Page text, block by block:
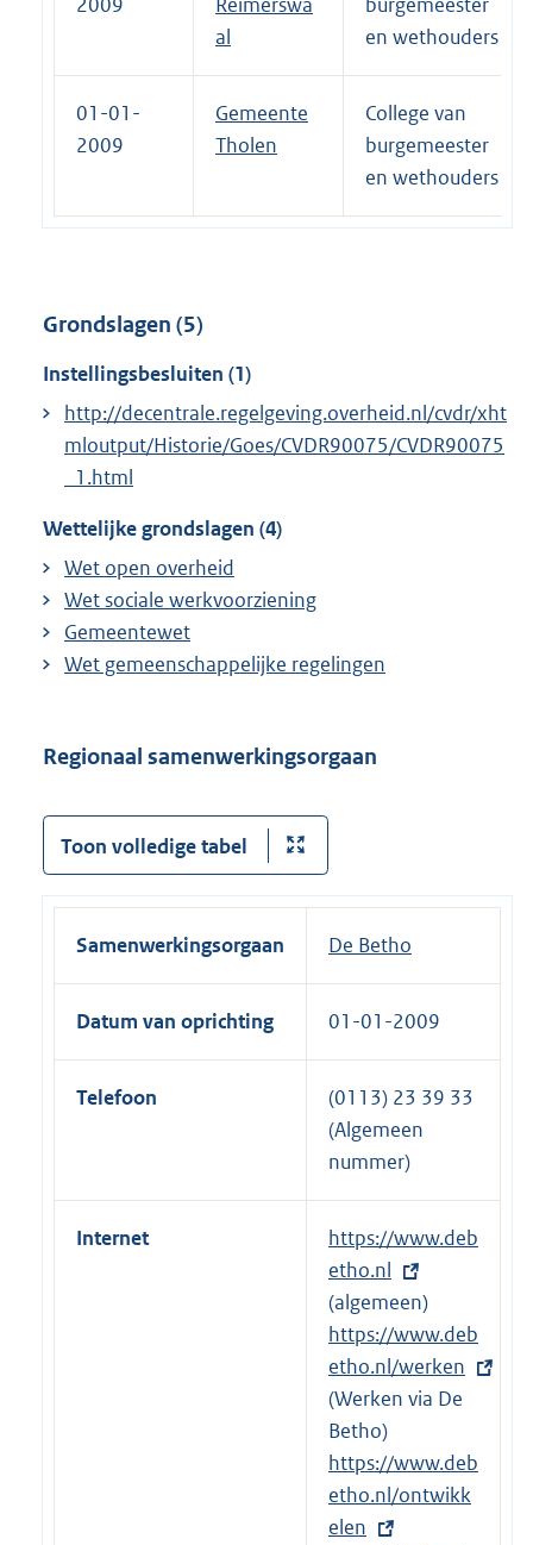
al
en wethouders
01-01-
2009
Gemeente
Tholen
College van
burgemeester
en wethouders
Grondslagen (5)
Instellingsbesluiten (1)
http://decentrale.regelgeving.overheid.nl/cvdr/xht
mloutput/Historie/Goes/CVDR90075/CVDR90075
_1.html
Wettelijke grondslagen (4)
Wet open overheid
Wet sociale werkvoorziening
Gemeentewet
Wet gemeenschappelijke regelingen
Regionaal samenwerkingsorgaan
Toon volledige tabel
Samenwerkingsorgaan De Betho
Datum van oprichting 01-01-2009
Telefoon
(0113) 23 39 33
(Algemeen
nummer)
Internet
E
x
t
e
r
n
e
l
i
n
https://www.deb
etho.nl
(algemeen)
E
x
t
e
r
n
e
https://www.deb
etho.nl/werken
(Werken via De
Betho)
E
x
t
https://www.deb
etho.nl/ontwikk
elen